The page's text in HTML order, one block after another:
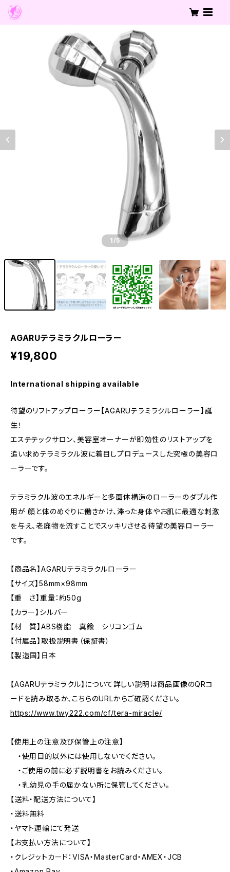
1 /5
AGARUテラミラクルローラー
¥19,800
International shipping available
待望のリフトアップローラー【AGARUテラミラクルローラー】誕
生！
エステテックサロン、美容室オーナーが即効性のリストアップを
追い求めテラミラクル波に着目しプロデュースした究極の美容ロ
ーラーです。
テラミラクル波のエネルギーと多面体構造のローラーのダブル作
用が 顔と体のめぐりに働きかけ、滞った身体やお肌に最適な刺激
を与え、老廃物を流すことでスッキリさせる待望の美容ローラー
です。
【商品名】AGARUテラミラクルローラー
【サイズ】58mm×98mm
【重 さ】重量：約50g
【カラー】シルバー
【材 質】ABS樹脂 真鍮 シリコンゴム
【付属品】取扱説明書（保証書）
【製造国】日本
【AGARUテラミラクル】について詳しい説明は商品画像のQRコ
ードを読み取るか、こちらのURLからご確認ください。
https://www.twy222.com/cf/tera-miracle/
【使用上の注意及び保管上の注意】
・使用目的以外には使用しないでください。
・ご使用の前に必ず説明書をお読みください。
・乳幼児の手の届かない所に保管してください。
【送料・配送方法について】
・送料無料
・ヤマト運輸にて発送
【お支払い方法について】
・クレジットカード：VISA・MasterCard・AMEX・JCB